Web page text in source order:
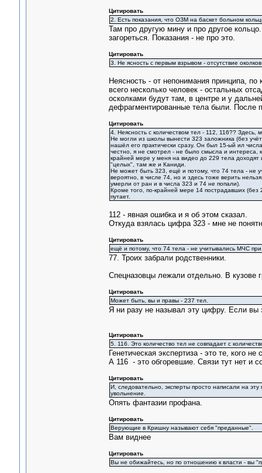
Цитировать
2. Есть показания, что ОЗМ на баскет больном
Там про другую мину и про другое
загореться. Показания - не про это.
Цитировать
3. Не ясность с первым взрывом - отсутствие
Неясность - от непонимания принципа,
всего несколько человек - остальных
осколками будут там, в центре и у
дефрагментированные тела были. После
Цитировать
4. Неясность с количеством тел - 112, 116?? Здесь,
Не могли из школы вынести 323 заложника (без
нашёл его практически сразу. Он был 15-ый ил
честно, я не смотрел - не было смысла и
крайней мере у меня на видео до 229 тела доходят
"целых", там же и Каниди.
Не может быть 323, ещё и потому, что 74 тела - не
вероятно, в числе 74, но и здесь тоже верить
умерли от ран и в числа 323 и 74 не попали).
Кроме того, по-крайней мере 14 пострадавших
путает.
112 - явная ошибка и я об этом сказал.
Откуда взялась цифра 323 - мне не
Цитировать
ещё и потому, что 74 тела - не учитывались МЧС
77. Троих забрали родственники.
Спецназовцы лежали отдельно. В кузове
Цитировать
Может быть, вы и правы - 237 тел.
Я ни разу не называл эту цифру. Если вы
Цитировать
5. 116. Это количество тел не совпадает с
Генетическая экспертиза - это те, кого не
А 116 - это обгоревшие. Связи тут нет и
Цитировать
И, следовательно, эксперты просто написали на
увольнение.
Опять фантазии профана.
Цитировать
Верующие в Кришну называют себя "преданные".
Вам виднее
Цитировать
Вы не обижайтесь, но по отношению к власти - вы